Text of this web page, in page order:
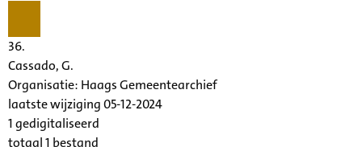
36.
Cassado, G.
Organisatie: Haags Gemeentearchief
laatste wijziging 05-12-2024
1 gedigitaliseerd
totaal 1 bestand